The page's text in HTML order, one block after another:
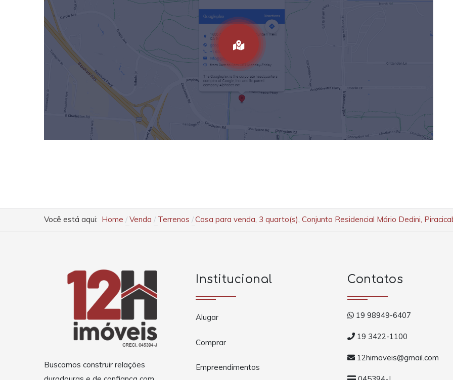
Você está aqui: Home Venda Terrenos Casa para venda, 3 quarto(s), Conjunto Residencial Mário Dedini,
Buscamos construir relações
Institucional
Alugar
Comprar
Empreendimentos
Contatos
19 98949-6407
19 3422-1100
12himoveis@gmail.com